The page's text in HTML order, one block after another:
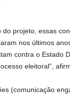
do projeto, essas
nos últimos
contra o Estado
eleitoral”,
(comunicação